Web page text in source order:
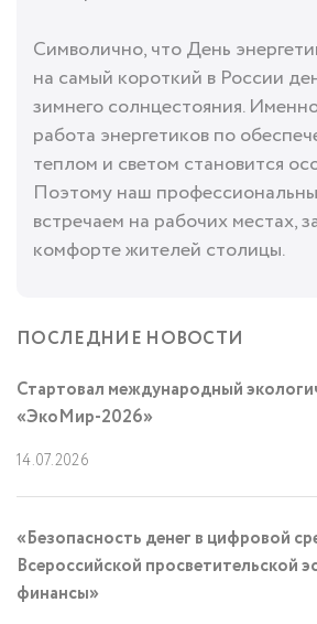
Символично, что День
на самый короткий в России
зимнего солнцестояния.
работа энергетиков по
теплом и светом становится
Поэтому наш
встречаем на рабочих местах,
комфорте жителей столицы.
ПОСЛЕДНИЕ НОВОСТИ
Стартовал международный
«ЭкоМир-2026»
14.07.2026
«Безопасность денег в цифровой
Всероссийской просветительской
финансы»